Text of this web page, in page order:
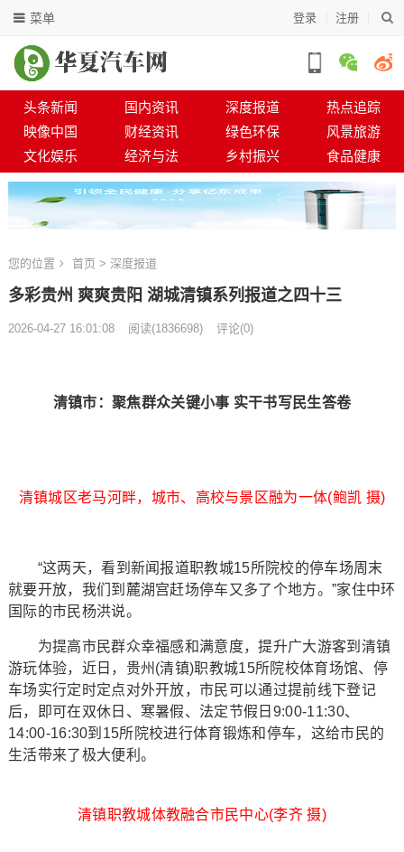
登录 注册
菜单
头条新闻 国内资讯 深度报道
热点追踪
映像中国
财经资讯 绿色环保
风景旅游
文化娱乐
经济与法 乡村振兴 食品健康
您的位置 首页 > 深度报道
多彩贵州 爽爽贵阳 湖城清镇系列报道之四十三
2026-04-27 16:01:08 阅读(1836698) 评论(0)
清镇市：聚焦群众关键小事 实干书写民生答卷
清镇城区老马河畔，城市、高校与景区融为一体(鲍凯 摄)
“这两天，看到新闻报道职教城15所院校的停车场周末
就要开放，我们到麓湖宫赶场停车又多了个地方。”家住中环
国际的市民杨洪说。
为提高市民群众幸福感和满意度，提升广大游客到清镇
游玩体验，近日，贵州(清镇)职教城15所院校体育场馆、停
车场实行定时定点对外开放，市民可以通过提前线下登记
后，即可在双休日、寒暑假、法定节假日9:00-11:30、
14:00-16:30到15所院校进行体育锻炼和停车，这给市民的
生活带来了极大便利。
清镇职教城体教融合市民中心(李齐 摄)